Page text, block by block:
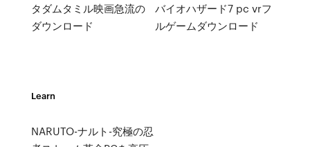
タダムタミル映画急流の
ダウンロード
バイオハザード7 pc vrフ
ルゲームダウンロード
Learn
NARUTO-ナルト-究極の忍